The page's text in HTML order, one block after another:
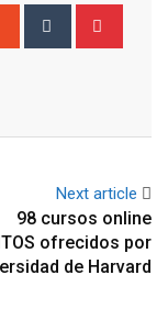
StumbleUpon
Tumblr
Next article
98 cursos online
ofrecidos por
de Harvard